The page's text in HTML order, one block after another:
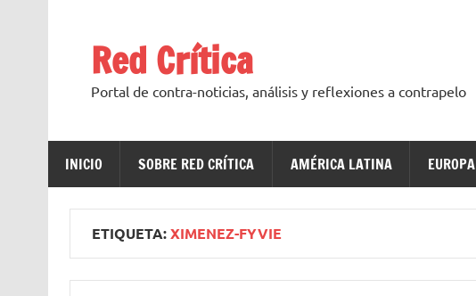
Red Crítica
Portal de contra-noticias, análisis y reflexiones a contrapelo
INICIO SOBRE RED CRÍTICA AMÉRICA LATINA EUROPA
ETIQUETA:XIMENEZ-FYVIE